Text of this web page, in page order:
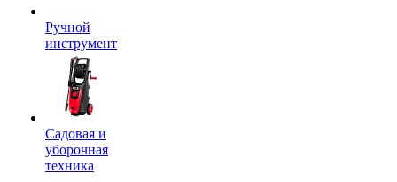
Ручной
инструмент
Садовая и
уборочная
техника